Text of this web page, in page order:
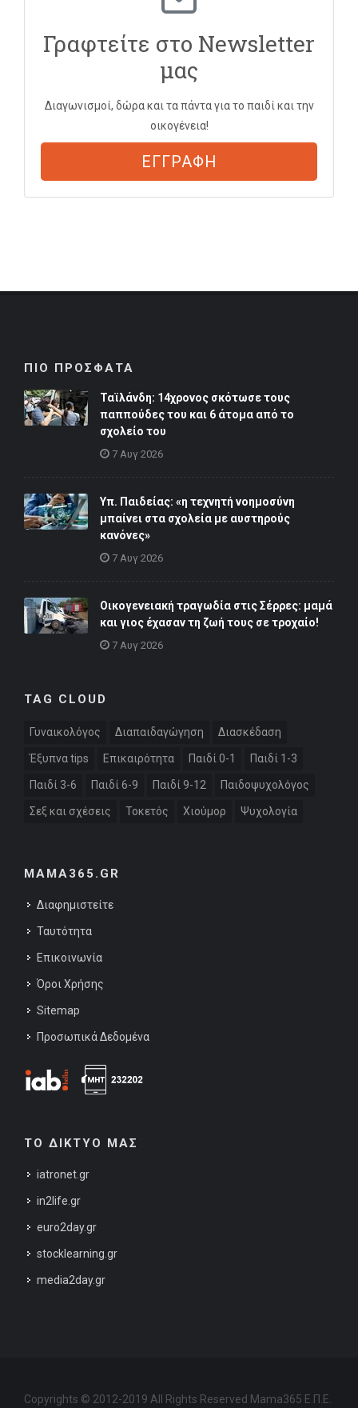
Γραφτείτε στο Newsletter
μας
Διαγωνισμοί, δώρα και τα πάντα για το παιδί και την
οικογένεια!
ΕΓΓΡΑΦΗ
ΠΙΟ ΠΡΟΣΦΑΤΑ
Ταϊλάνδη: 14χρονος σκότωσε τους
παππούδες του και 6 άτομα από το
σχολείο του
7 Αυγ 2026
Υπ. Παιδείας: «η τεχνητή νοημοσύνη
μπαίνει στα σχολεία με αυστηρούς
κανόνες»
7 Αυγ 2026
Οικογενειακή τραγωδία στις Σέρρες: μαμά
και γιος έχασαν τη ζωή τους σε τροχαίο!
7 Αυγ 2026
TAG CLOUD
Γυναικολόγος Διαπαιδαγώγηση Διασκέδαση
Έξυπνα tips Επικαιρότητα Παιδί 0-1 Παιδί 1-3
Παιδί 3-6 Παιδί 6-9 Παιδί 9-12 Παιδοψυχολόγος
Σεξ και σχέσεις Τοκετός Χιούμορ Ψυχολογία
MAMA365.GR
Διαφημιστείτε
Ταυτότητα
Επικοινωνία
Όροι Χρήσης
Sitemap
Προσωπικά Δεδομένα
ΤΟ ΔΙΚΤΥΟ ΜΑΣ
iatronet.gr
in2life.gr
euro2day.gr
stocklearning.gr
media2day.gr
Copyrights © 2012-2019 All Rights Reserved Mama365 Ε.Π.Ε.